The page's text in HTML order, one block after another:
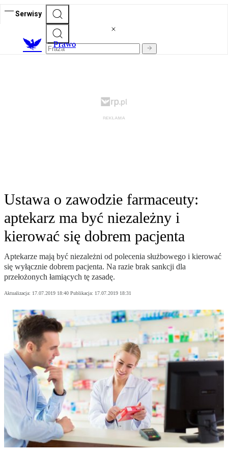
Serwisy
Prawo
Ustawa o zawodzie farmaceuty:
aptekarz ma być niezależny i
kierować się dobrem pacjenta
Aptekarze mają być niezależni od polecenia służbowego i kierować
się wyłącznie dobrem pacjenta. Na razie brak sankcji dla
przełożonych łamiących tę zasadę.
Aktualizacja: 17.07.2019 18:40 Publikacja: 17.07.2019 18:31